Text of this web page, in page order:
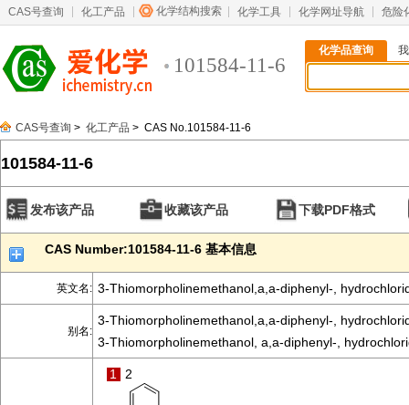
CAS号查询 化工产品 化学结构搜索 化学工具 化学网址导航 危险
101584-11-6
化学品查询
CAS号查询 > 化工产品 > CAS No.101584-11-6
101584-11-6
发布该产品 收藏该产品 下载PDF格式
CAS Number:101584-11-6 基本信息
英文名: 3-Thiomorpholinemethanol,a,a-diphenyl-,
别名:
3-Thiomorpholinemethanol,a,a-diphenyl-,
3-Thiomorpholinemethanol, a,a-diphenyl-,
1 2